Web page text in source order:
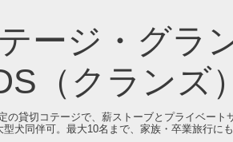
ージ・グラ
（クランズ）
貸切コテージで、薪ストーブとプライベート
犬同伴可。最大10名まで、家族・卒業旅行にも